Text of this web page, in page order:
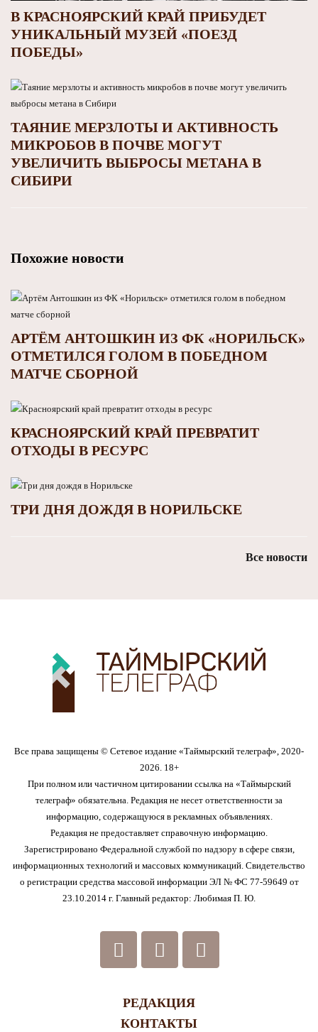
В КРАСНОЯРСКИЙ КРАЙ ПРИБУДЕТ
УНИКАЛЬНЫЙ МУЗЕЙ «ПОЕЗД
ПОБЕДЫ»
ТАЯНИЕ МЕРЗЛОТЫ И АКТИВНОСТЬ
МИКРОБОВ В ПОЧВЕ МОГУТ
УВЕЛИЧИТЬ ВЫБРОСЫ МЕТАНА В
СИБИРИ
Похожие новости
АРТЁМ АНТОШКИН ИЗ ФК «НОРИЛЬСК»
ОТМЕТИЛСЯ ГОЛОМ В ПОБЕДНОМ
МАТЧЕ СБОРНОЙ
КРАСНОЯРСКИЙ КРАЙ ПРЕВРАТИТ
ОТХОДЫ В РЕСУРС
ТРИ ДНЯ ДОЖДЯ В НОРИЛЬСКЕ
Все новости
Все права защищены © Сетевое издание «Таймырский телеграф», 2020-
2026. 18+
При полном или частичном цитировании ссылка на «Таймырский
телеграф» обязательна. Редакция не несет ответственности за
информацию, содержащуюся в рекламных объявлениях.
Редакция не предоставляет справочную информацию.
Зарегистрировано Федеральной службой по надзору в сфере связи,
информационных технологий и массовых коммуникаций. Свидетельство
о регистрации средства массовой информации ЭЛ № ФС 77-59649 от
23.10.2014 г. Главный редактор: Любимая П. Ю.
РЕДАКЦИЯ
КОНТАКТЫ